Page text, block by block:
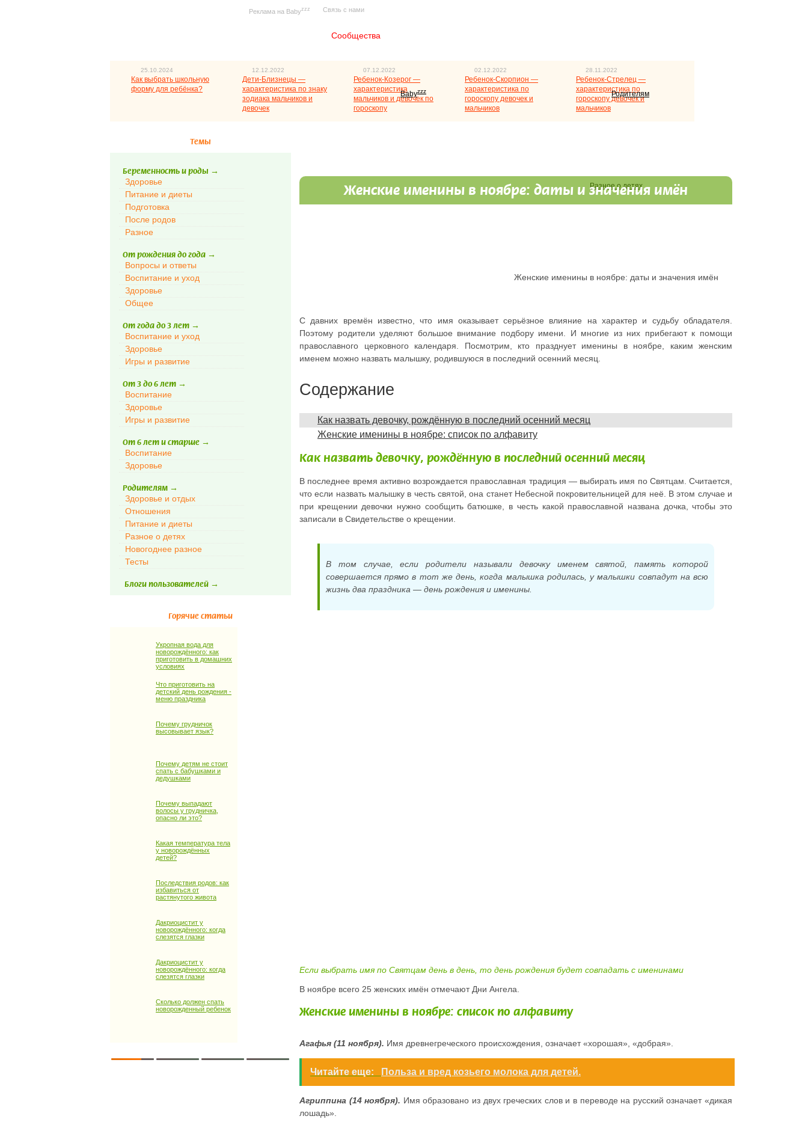
Реклама на Babyzzz Связь с нами
Сообщества
25.10.2024
Как выбрать школьную
форму для ребёнка?
12.12.2022
Дети-Близнецы —
характеристика по знаку
зодиака мальчиков и
девочек
07.12.2022
Ребенок-Козерог —
характеристика
мальчиков и девочек по
гороскопу
02.12.2022
Ребенок-Скорпион —
характеристика по
гороскопу девочек и
мальчиков
28.11.2022
Ребенок-Стрелец —
характеристика по
гороскопу девочек и
мальчиков
Темы
Беременность и роды →
Здоровье
Питание и диеты
Подготовка
После родов
Разное
От рождения до года →
Вопросы и ответы
Воспитание и уход
Здоровье
Общее
От года до 3 лет →
Воспитание и уход
Здоровье
Игры и развитие
От 3 до 6 лет →
Воспитание
Здоровье
Игры и развитие
От 6 лет и старше →
Воспитание
Здоровье
Родителям →
Здоровье и отдых
Отношения
Питание и диеты
Разное о детях
Новогоднее разное
Тесты
Блоги пользователей →
Горячие статьи
Укропная вода для
новорождённого: как
приготовить в домашних
условиях
Что приготовить на
детский день рождения -
меню праздника
Почему грудничок
высовывает язык?
Почему детям не стоит
спать с бабушками и
дедушками
Почему выпадают
волосы у грудничка,
опасно ли это?
Какая температура тела
у новорождённых
детей?
Последствия родов: как
избавиться от
растянутого живота
Дакриоцистит у
новорождённого: когда
слезятся глазки
Дакриоцистит у
новорождённого: когда
слезятся глазки
Сколько должен спать
новорожденный ребенок
Babyzzz Родителям
Разное о детях
Женские именины в ноябре: даты и значения имён
Женские именины в ноябре: даты и значения имён
С давних времён известно, что имя оказывает серьёзное влияние на характер и судьбу обладателя.
Поэтому родители уделяют большое внимание подбору имени. И многие из них прибегают к помощи
православного церковного календаря. Посмотрим, кто празднует именины в ноябре, каким женским
именем можно назвать малышку, родившуюся в последний осенний месяц.
Содержание
Как назвать девочку, рождённую в последний осенний месяц
Женские именины в ноябре: список по алфавиту
Как назвать девочку, рождённую в последний осенний месяц
В последнее время активно возрождается православная традиция — выбирать имя по Святцам. Считается,
что если назвать малышку в честь святой, она станет Небесной покровительницей для неё. В этом случае и
при крещении девочки нужно сообщить батюшке, в честь какой православной названа дочка, чтобы это
записали в Свидетельстве о крещении.
В том случае, если родители называли девочку именем святой, память которой
совершается прямо в тот же день, когда малышка родилась, у малышки совпадут на всю
жизнь два праздника — день рождения и именины.
Если выбрать имя по Святцам день в день, то день рождения будет совпадать с именинами
В ноябре всего 25 женских имён отмечают Дни Ангела.
Женские именины в ноябре: список по алфавиту
Агафья (11 ноября). Имя древнегреческого происхождения, означает «хорошая», «добрая».
Читайте еще: Польза и вред козьего молока для детей.
Агриппина (14 ноября). Имя образовано из двух греческих слов и в переводе на русский означает «дикая
лошадь».